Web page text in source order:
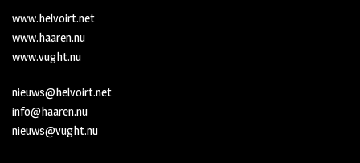
www.helvoirt.net
www.haaren.nu
www.vught.nu
nieuws@helvoirt.net
info@haaren.nu
nieuws@vught.nu